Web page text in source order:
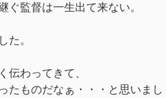
ぐ監督は一生出て来ない。
た。
伝わってきて、
たものだなぁ・・・と思いまし